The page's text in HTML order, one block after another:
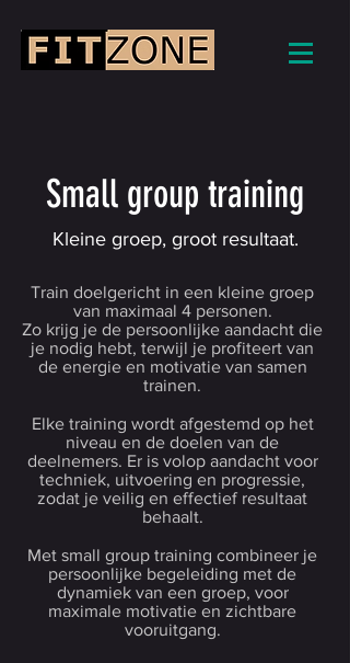
Small group training
Kleine groep, groot resultaat.
Train doelgericht in een kleine groep
van maximaal 4 personen.
Zo krijg je de persoonlijke aandacht die
je nodig hebt, terwijl je profiteert van
de energie en motivatie van samen
trainen.
Elke training wordt afgestemd op het
niveau en de doelen van de
deelnemers. Er is volop aandacht voor
techniek, uitvoering en progressie,
zodat je veilig en effectief resultaat
behaalt.
Met small group training combineer je
persoonlijke begeleiding met de
dynamiek van een groep, voor
maximale motivatie en zichtbare
vooruitgang.